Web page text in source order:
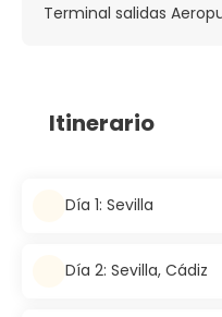
Terminal salidas
Itinerario
Día 1: Sevilla
Día 2: Sevilla, Cádiz